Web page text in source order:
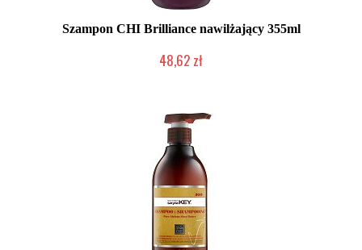
Szampon CHI Brilliance nawilżający 355ml
48,62 zł